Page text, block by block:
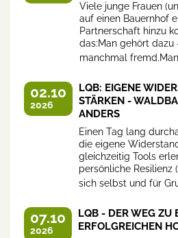
Viele junge Frauen
auf einen Bauernhof
Partnerschaft hinzu
das:Man gehört
manchmal
02.10
2026
LQB: EIGENE
STÄRKEN -
ANDERS
Einen Tag lang
die eigene
gleichzeitig Tools
persönliche
sich selbst und für
07.10
2026
LQB - DER WEG ZU
ERFOLGREICHEN